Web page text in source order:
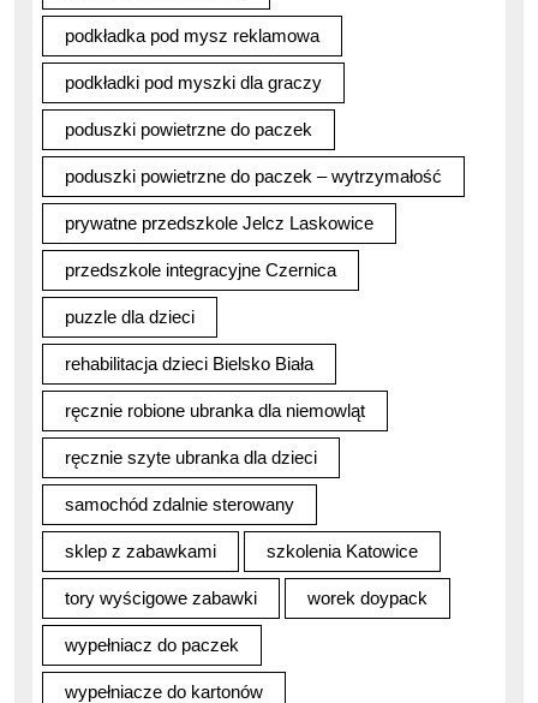
podkładka pod mysz reklamowa
podkładki pod myszki dla graczy
poduszki powietrzne do paczek
poduszki powietrzne do paczek – wytrzymałość
prywatne przedszkole Jelcz Laskowice
przedszkole integracyjne Czernica
puzzle dla dzieci
rehabilitacja dzieci Bielsko Biała
ręcznie robione ubranka dla niemowląt
ręcznie szyte ubranka dla dzieci
samochód zdalnie sterowany
sklep z zabawkami szkolenia Katowice
tory wyścigowe zabawki worek doypack
wypełniacz do paczek
wypełniacze do kartonów